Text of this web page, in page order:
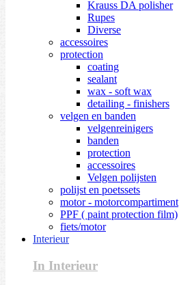
Krauss DA polisher
Rupes
Diverse
accessoires
protection
coating
sealant
wax - soft wax
detailing - finishers
velgen en banden
velgenreinigers
banden
protection
accessoires
Velgen polijsten
polijst en poetssets
motor - motorcompartiment
PPF ( paint protection film)
fiets/motor
Interieur
In Interieur